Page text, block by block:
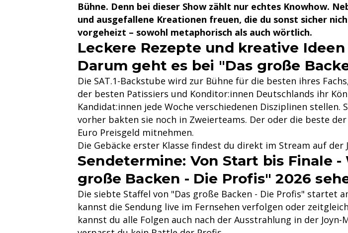
Bühne. Denn bei dieser Show zählt nur echtes Knowhow.
und ausgefallene Kreationen freuen, die du sonst sicher
vorgeheizt – sowohl metaphorisch als auch wörtlich.
Leckere Rezepte und kreative
Darum geht es bei "Das große
Die SAT.1-Backstube wird zur Bühne für die besten ihres
der besten Patissiers und Konditor:innen Deutschlands ihr
Kandidat:innen jede Woche verschiedenen Disziplinen
vorher bakten sie noch in Zweierteams. Der oder die beste
Euro Preisgeld mitnehmen.
Die Gebäcke erster Klasse findest du direkt im Stream auf der
Sendetermine: Von Start bis Finale
große Backen - Die Profis" 2026
Die siebte Staffel von "Das große Backen - Die Profis" startet
kannst die Sendung live im Fernsehen verfolgen oder
kannst du alle Folgen auch nach der Ausstrahlung in der Joyn-